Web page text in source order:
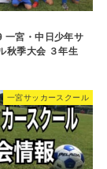
宮・中日少年サ
秋季大会 ３年生
一宮サッカースクール